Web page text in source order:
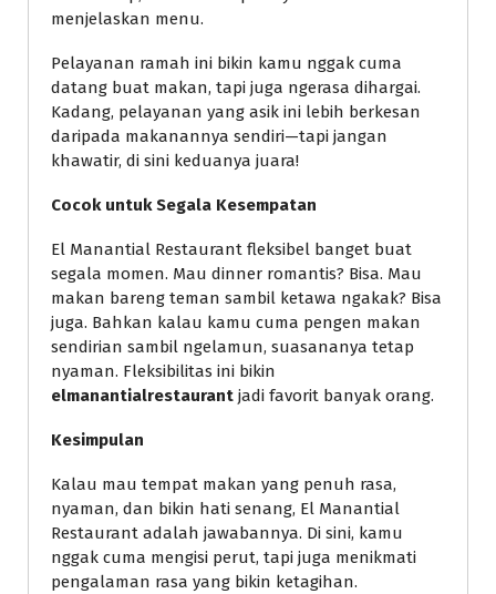
menjelaskan menu.
Pelayanan ramah ini bikin kamu nggak cuma
datang buat makan, tapi juga ngerasa dihargai.
Kadang, pelayanan yang asik ini lebih berkesan
daripada makanannya sendiri—tapi jangan
khawatir, di sini keduanya juara!
Cocok untuk Segala Kesempatan
El Manantial Restaurant fleksibel banget buat
segala momen. Mau dinner romantis? Bisa. Mau
makan bareng teman sambil ketawa ngakak? Bisa
juga. Bahkan kalau kamu cuma pengen makan
sendirian sambil ngelamun, suasananya tetap
nyaman. Fleksibilitas ini bikin
elmanantialrestaurant jadi favorit banyak orang.
Kesimpulan
Kalau mau tempat makan yang penuh rasa,
nyaman, dan bikin hati senang, El Manantial
Restaurant adalah jawabannya. Di sini, kamu
nggak cuma mengisi perut, tapi juga menikmati
pengalaman rasa yang bikin ketagihan.